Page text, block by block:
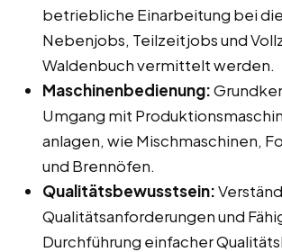
betriebliche Einarbeitung bei
Nebenjobs, Teilzeitjobs und
Waldenbuch vermittelt werden.
Maschinenbedienung:
Umgang mit
anlagen, wie Mischmaschinen,
und Brennöfen.
Qualitätsbewusstsein:
Qualitätsanforderungen und
Durchführung einfacher